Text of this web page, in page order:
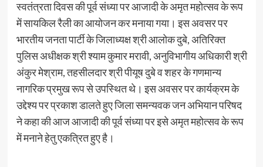
स्वतंत्रता दिवस की पूर्व संध्या पर आजादी के अमृत महोत्सव के रूप
में सायकिल रैली का आयोजन कर मनाया गया। इस अवसर पर
भारतीय जनता पार्टी के जिलाध्यक्ष श्री आलोक दुबे, अतिरिक्त
पुलिस अधीक्षक श्री श्याम कुमार मरावी, अनुविभागीय अधिकारी श्री
अंकुर मेश्राम, तहसीलदार श्री पीयूष दुबे व शहर के गणमान्य
नागरिक प्रमुख रूप से उपस्थित थे। इस अवसर पर कार्यक्रम के
उद्देश्य पर प्रकाश डालते हुए जिला समन्यवक जन अभियान परिषद
ने कहा की आज आजादी की पूर्व संध्या पर इसे अमृत महोत्सव के रूप
में मनाने हेतु एकत्रित हुए है।